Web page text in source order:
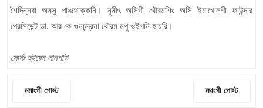
শৈদিন্নবা অমসু পাঙথোক্কনি। নুমীৎ অসিগী থৌরমশিং অসি ইমাখোলগী ফাউন্দার
প্রেসিডেন্ট ডা. আর কে গুনচন্দ্রনা থৌরম মপু ওইগনি হায়রি।
সোর্সঃ হুইয়েন লানপাউ
মমাংগী পোস্ট মথংগী পোস্ট